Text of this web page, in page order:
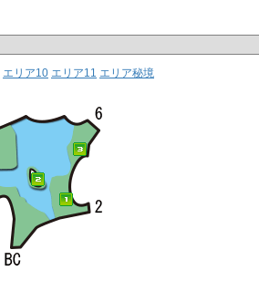
エリア10 エリア11 エリア秘境